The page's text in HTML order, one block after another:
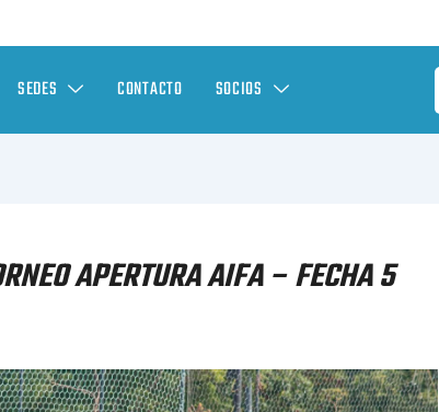
SEDES CONTACTO SOCIOS
APERTURA AIFA – FECHA 5